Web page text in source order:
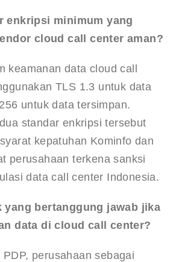
enkripsi minimum yang
cloud call center aman?
keamanan data cloud call
TLS 1.3 untuk data
untuk data tersimpan.
standar enkripsi tersebut
kepatuhan Kominfo dan
perusahaan terkena sanksi
data call center Indonesia.
yang bertanggung jawab jika
data di cloud call center?
perusahaan sebagai